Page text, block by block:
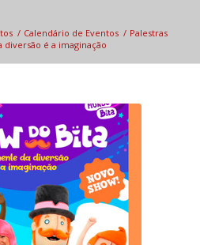
/ Calendário de Eventos / Palestras
diversão é a imaginação